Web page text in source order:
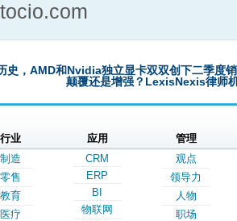
史，AMD和Nvidia独立显卡双双创下二季度
颠覆还是增强？LexisNexis律师
行业
制造
零售
教育
医疗
应用
CRM
ERP
BI
物联网
管理
观点
领导力
人物
职场